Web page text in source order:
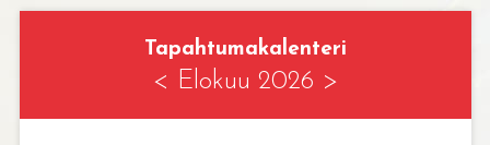
Tapahtumakalenteri
< Elokuu 2026 >